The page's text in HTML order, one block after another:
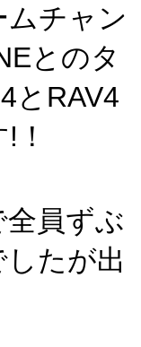
チャン
とのタ
とRAV4
員ずぶ
たが出